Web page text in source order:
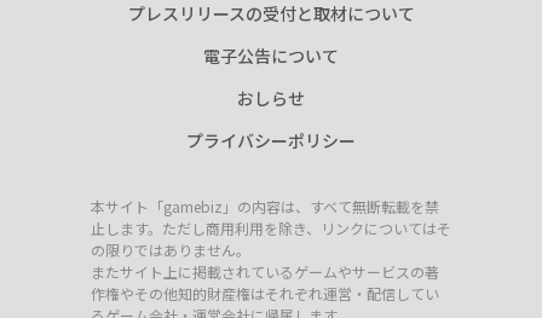
プレスリリースの受付と取材について
電子公告について
おしらせ
プライバシーポリシー
本サイト「gamebiz」の内容は、すべて無断転載を禁
止します。ただし商用利用を除き、リンクについてはそ
の限りではありません。
またサイト上に掲載されているゲームやサービスの著
作権やその他知的財産権はそれぞれ運営・配信してい